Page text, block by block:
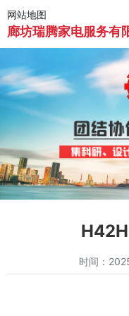
网站地图
廊坊瑞腾家电服务有
时间：